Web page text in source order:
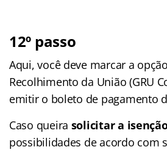
12º passo
Aqui, você deve marcar a
Recolhimento da União (GRU
emitir o boleto de pagamento
Caso queira solicitar a
possibilidades de acordo com